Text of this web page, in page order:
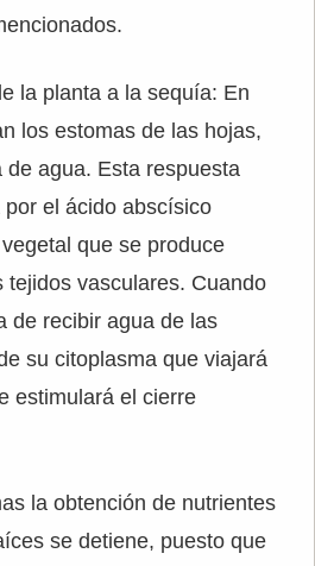
la planta a la sequía: En
los estomas de las hojas,
de agua. Esta respuesta
el ácido abscísico
que se produce
tejidos vasculares. Cuando
de recibir agua de las
su citoplasma que viajará
estimulará el cierre
la obtención de nutrientes
se detiene, puesto que